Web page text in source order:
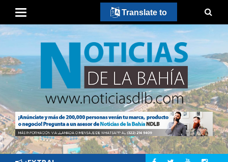
Translate to